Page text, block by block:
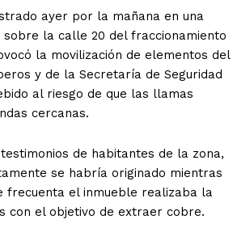
ayer por la mañana en una
sobre la calle 20 del fraccionamiento
la movilización de elementos del
y de la Secretaría de Seguridad
al riesgo de que las llamas
cercanas.
de habitantes de la zona,
se habría originado mientras
frecuenta el inmueble realizaba la
con el objetivo de extraer cobre.